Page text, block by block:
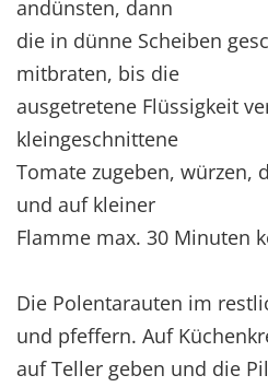
andünsten, dann
die in dünne Scheiben
mitbraten, bis die
ausgetretene Flüssigkeit
kleingeschnittene
Tomate zugeben, würzen,
und auf kleiner
Flamme max. 30 Minuten
Die Polentarauten im
und pfeffern. Auf
auf Teller geben und die